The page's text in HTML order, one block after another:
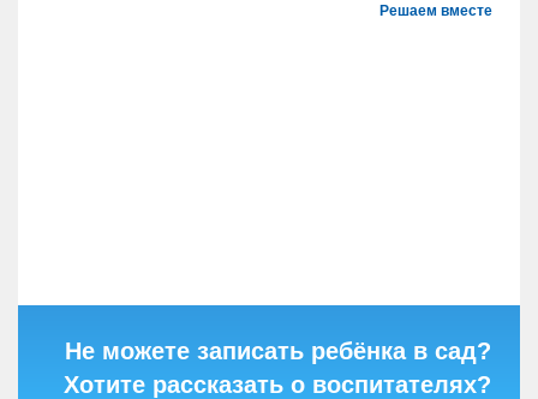
Решаем вместе
Не можете записать ребёнка в сад?
Хотите рассказать о воспитателях?